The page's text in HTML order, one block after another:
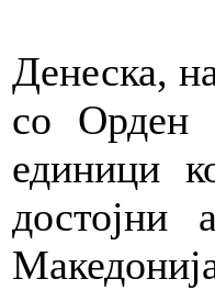
Денеска,
со Орден
единици
достојни